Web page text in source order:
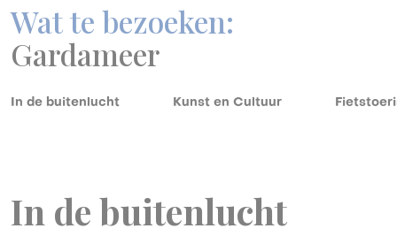
Wat te bezoeken:
Gardameer
In de buitenlucht Kunst en Cultuur
In de buitenlucht